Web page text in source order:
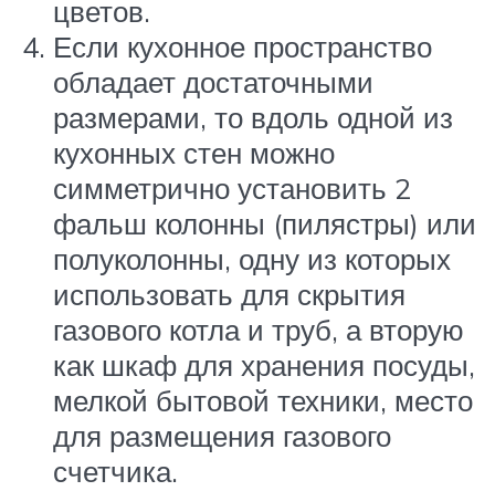
цветов.
Если кухонное пространство
обладает достаточными
размерами, то вдоль одной из
кухонных стен можно
симметрично установить 2
фальш колонны (пилястры) или
полуколонны, одну из которых
использовать для скрытия
газового котла и труб, а вторую
как шкаф для хранения посуды,
мелкой бытовой техники, место
для размещения газового
счетчика.